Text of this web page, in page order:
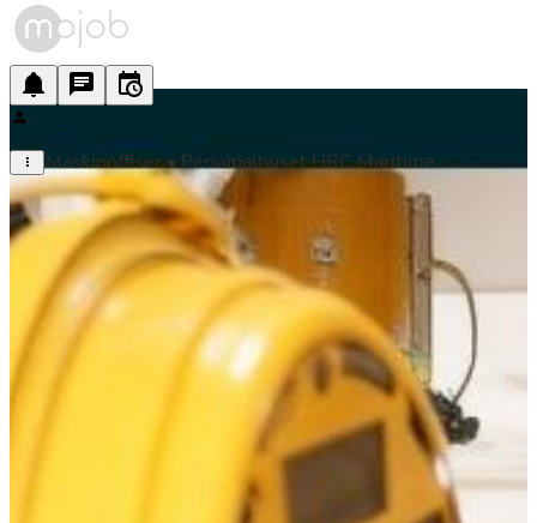
Maskinoffiser • Personalhuset HRC Maritime